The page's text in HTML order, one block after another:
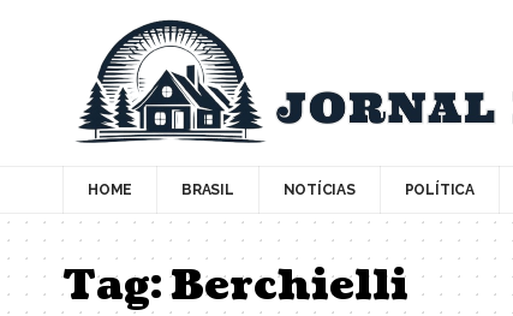
HOME BRASIL NOTÍCIAS POLÍTICA
Tag:Berchielli